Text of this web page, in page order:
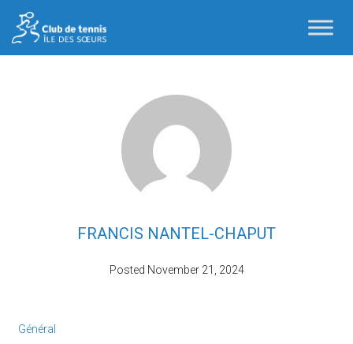
FRANCIS NANTEL-CHAPUT
Posted November 21, 2024
Général